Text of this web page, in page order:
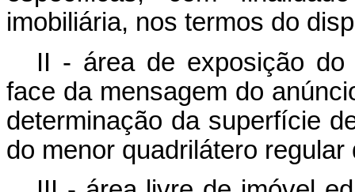
imobiliária, nos termos do
II - área de exposição
face da mensagem do
determinação da superfície
do menor quadrilátero